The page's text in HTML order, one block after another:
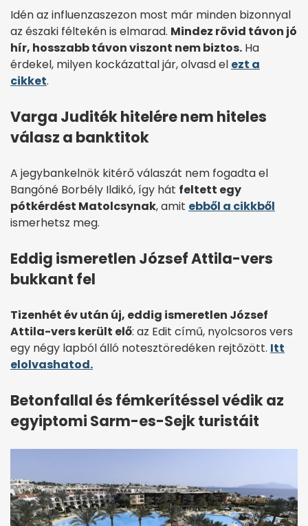
Idén az influenzaszezon most már minden bizonnyal
az északi féltekén is elmarad. Mindez rövid távon jó
hír, hosszabb távon viszont nem biztos. Ha
érdekel, milyen kockázattal jár, olvasd el ezt a
cikket.
Varga Juditék hitelére nem hiteles
válasz a banktitok
A jegybankelnök kitérő válaszát nem fogadta el
Bangóné Borbély Ildikó, így hát feltett egy
pótkérdést Matolcsynak, amit ebből a cikkből
ismerhetsz meg.
Eddig ismeretlen József Attila-vers
bukkant fel
Tizenhét év után új, eddig ismeretlen József
Attila-vers került elő: az Edit című, nyolcsoros vers
egy négy lapból álló notesztöredéken rejtőzött. Itt
elolvashatod.
Betonfallal és fémkerítéssel védik az
egyiptomi Sarm-es-Sejk turistáit